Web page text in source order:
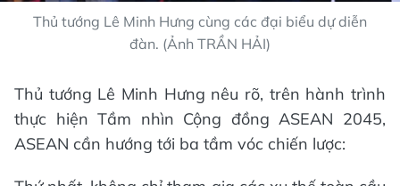
Thủ tướng Lê Minh Hưng cùng các đại biểu dự diễn
đàn. (Ảnh TRẦN HẢI)
Thủ tướng Lê Minh Hưng nêu rõ, trên hành trình
thực hiện Tầm nhìn Cộng đồng ASEAN 2045,
ASEAN cần hướng tới ba tầm vóc chiến lược: